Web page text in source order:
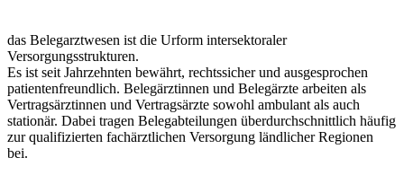
das Belegarztwesen ist die Urform intersektoraler
Versorgungsstrukturen.
Es ist seit Jahrzehnten bewährt, rechtssicher und ausgesprochen
patientenfreundlich. Belegärztinnen und Belegärzte arbeiten als
Vertragsärztinnen und Vertragsärzte sowohl ambulant als auch
stationär. Dabei tragen Belegabteilungen überdurchschnittlich häufig
zur qualifizierten fachärztlichen Versorgung ländlicher Regionen
bei.